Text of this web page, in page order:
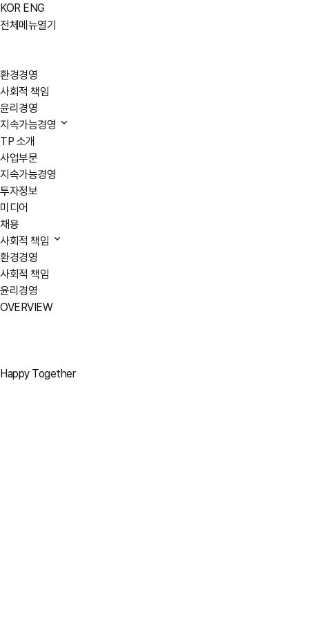
KOR ENG
전체메뉴열기
환경경영
사회적 책임
윤리경영
지속가능경영
TP 소개
사업부문
지속가능경영
투자정보
미디어
채용
사회적 책임
환경경영
사회적 책임
윤리경영
OVERVIEW
Happy Together